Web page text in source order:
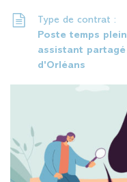
Type de contrat :
Poste temps
assistant partagé
d'Orléans